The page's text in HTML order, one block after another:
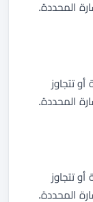
المحددة.
تتجاوز
المحددة.
تتجاوز
المحددة.